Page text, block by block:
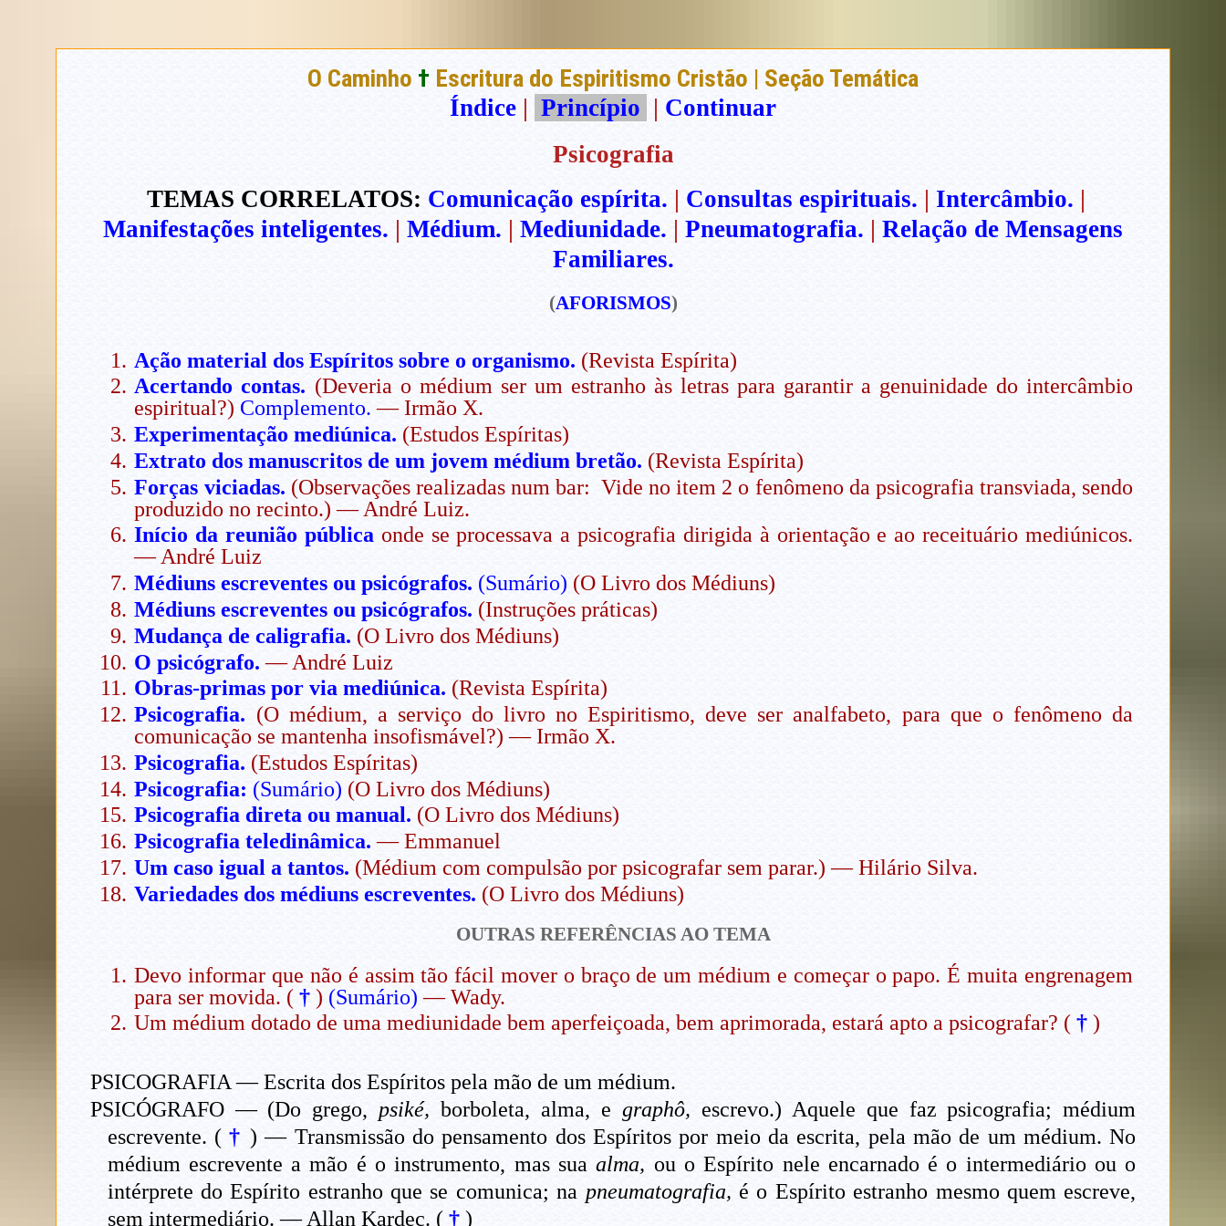
O Caminho † Escritura do Espiritismo Cristão | Seção Temática
Índice | Princípio | Continuar
Psicografia
TEMAS CORRELATOS: Comunicação espírita. | Consultas espirituais. | Intercâmbio. |
Manifestações inteligentes. | Médium. | Mediunidade. | Pneumatografia. | Relação de Mensagens
Familiares.
(AFORISMOS)
Ação material dos Espíritos sobre o organismo. (Revista Espírita)
Acertando contas. (Deveria o médium ser um estranho às letras para garantir a genuinidade do intercâmbio
espiritual?) Complemento. — Irmão X.
Experimentação mediúnica. (Estudos Espíritas)
Extrato dos manuscritos de um jovem médium bretão. (Revista Espírita)
Forças viciadas. (Observações realizadas num bar: Vide no item 2 o fenômeno da psicografia transviada, sendo
produzido no recinto.) — André Luiz.
Início da reunião públicaonde se processava a psicografia dirigida à orientação e ao receituário mediúnicos.
— André Luiz
Médiuns escreventes ou psicógrafos. (Sumário) (O Livro dos Médiuns)
Médiuns escreventes ou psicógrafos. (Instruções práticas)
Mudança de caligrafia. (O Livro dos Médiuns)
O psicógrafo. — André Luiz
Obras-primas por via mediúnica. (Revista Espírita)
Psicografia. (O médium, a serviço do livro no Espiritismo, deve ser analfabeto, para que o fenômeno da
comunicação se mantenha insofismável?) — Irmão X.
Psicografia. (Estudos Espíritas)
Psicografia: (Sumário) (O Livro dos Médiuns)
Psicografia direta ou manual. (O Livro dos Médiuns)
Psicografia teledinâmica. — Emmanuel
Um caso igual a tantos. (Médium com compulsão por psicografar sem parar.) — Hilário Silva.
Variedades dos médiuns escreventes. (O Livro dos Médiuns)
OUTRAS REFERÊNCIAS AO TEMA
Devo informar que não é assim tão fácil mover o braço de um médium e começar o papo. É muita engrenagem
para ser movida. ( †) (Sumário) — Wady.
Um médium dotado de uma mediunidade bem aperfeiçoada, bem aprimorada, estará apto a psicografar? ( †)
PSICOGRAFIA — Escrita dos Espíritos pela mão de um médium.
PSICÓGRAFO — (Do grego, psiké, borboleta, alma, e graphô, escrevo.) Aquele que faz psicografia; médium
escrevente. († ) — Transmissão do pensamento dos Espíritos por meio da escrita, pela mão de um médium. No
médium escrevente a mão é o instrumento, mas suaalma, ou o Espírito nele encarnado é o intermediário ou o
intérprete do Espírito estranho que se comunica; na pneumatografia, é o Espírito estranho mesmo quem escreve,
sem intermediário. — Allan Kardec. († )